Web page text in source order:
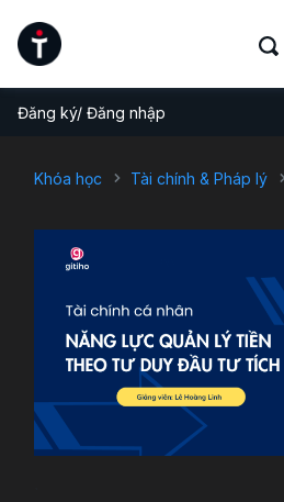
Đăng ký/ Đăng nhập
Khóa học Tài chính & Pháp lý